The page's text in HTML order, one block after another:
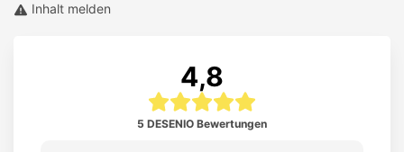
Inhalt melden
4,8
5 DESENIO Bewertungen